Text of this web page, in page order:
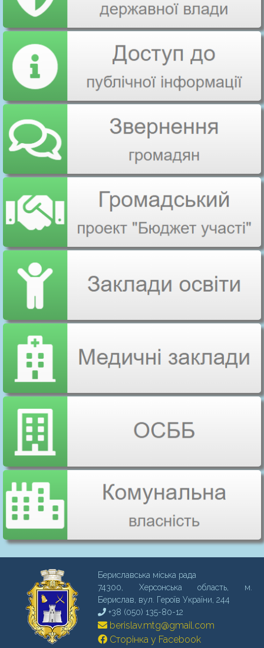
Бериславська міська рада
74300, Херсонська область, м.
Бериcлав, вул. Героїв України, 244
+38 (050) 135-80-12
berislav.mtg@gmail.com
Сторінка у Facebook